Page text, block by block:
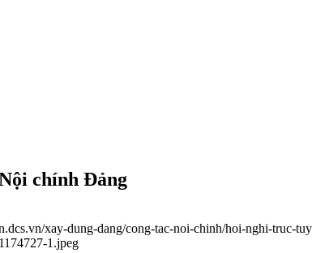
chính Đảng
xay-dung-dang/cong-tac-noi-chinh/hoi-nghi-truc-
1.jpeg